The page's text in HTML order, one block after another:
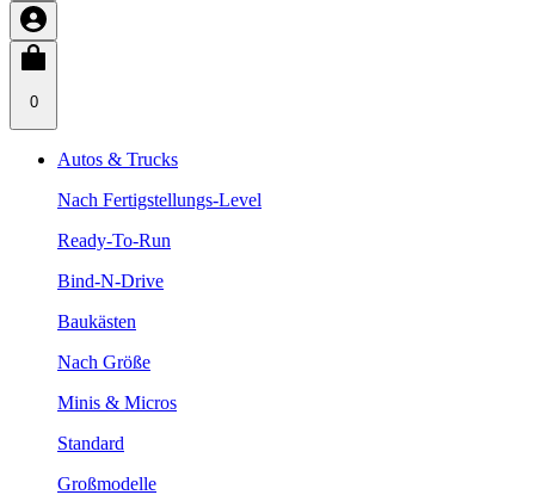
0
Autos & Trucks
Nach Fertigstellungs-Level
Ready-To-Run
Bind-N-Drive
Baukästen
Nach Größe
Minis & Micros
Standard
Großmodelle